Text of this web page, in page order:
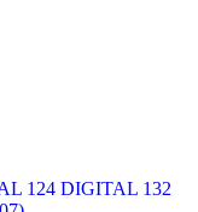
124 DIGITAL 132